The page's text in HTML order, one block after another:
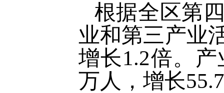
根据全区第
业和第三产业
增长1.2倍。
万人，增长